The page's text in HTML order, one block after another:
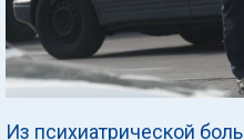
Из психиатрической